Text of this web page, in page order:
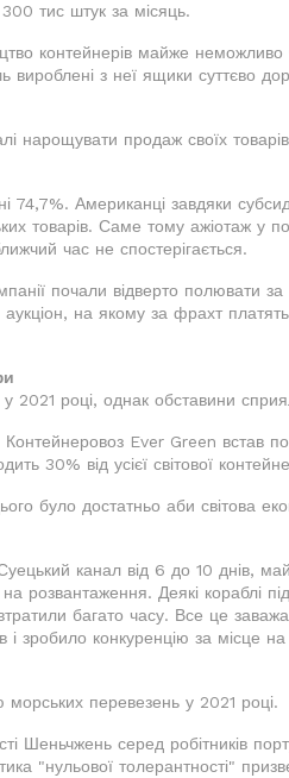
тис штук за місяць.
контейнерів майже неможливо
вироблені з неї ящики суттєво
нарощувати продаж своїх
74,7%. Американці завдяки
товарів. Саме тому ажіотаж у
час не спостерігається.
почали відверто полювати
на якому за фрахт
2021 році, однак обставини
Ever Green встав
30% від усієї світової
було достатньо аби світова
канал від 6 до 10 днів,
розвантаження. Деякі кораблі
багато часу. Все це
зробило конкуренцію за місце
морських перевезень у 2021 році.
Шеньчжень серед робітників
"нульової толерантності"